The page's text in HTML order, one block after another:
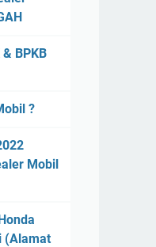
BPKB
?
Mobil
(Alamat